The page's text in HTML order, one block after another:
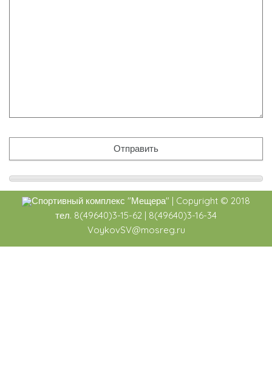
Спортивный комплекс "Мещера" | Copyright © 2018
тел. 8(49640)3-15-62 | 8(49640)3-16-34
VoykovSV@mosreg.ru